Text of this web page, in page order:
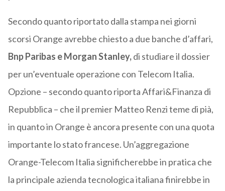
Secondo quanto riportato dalla stampa nei giorni
scorsi Orange avrebbe chiesto a due banche d’affari,
Bnp Paribas e Morgan Stanley,di studiare il dossier
per un’eventuale operazione con Telecom Italia.
Opzione – secondo quanto riporta Affari&Finanza di
Repubblica – che il premier Matteo Renzi teme di pià,
in quanto in Orange è ancora presente con una quota
importante lo stato francese. Un’aggregazione
Orange-Telecom Italia significherebbe in pratica che
la principale azienda tecnologica italiana finirebbe in